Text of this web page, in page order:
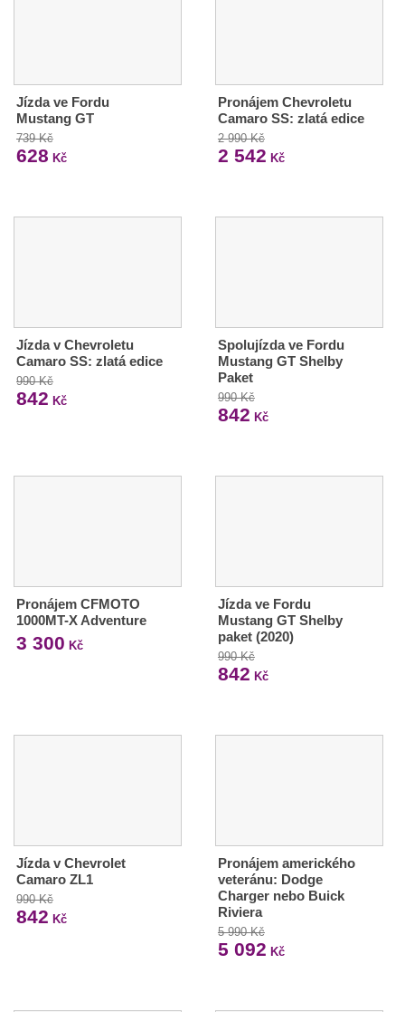
Jízda ve Fordu
Mustang GT
739 Kč
628 Kč
Pronájem Chevroletu
Camaro SS: zlatá edice
2 990 Kč
2 542 Kč
Jízda v Chevroletu
Camaro SS: zlatá edice
990 Kč
842 Kč
Spolujízda ve Fordu
Mustang GT Shelby
Paket
990 Kč
842 Kč
Pronájem CFMOTO
1000MT-X Adventure
3 300 Kč
Jízda ve Fordu
Mustang GT Shelby
paket (2020)
990 Kč
842 Kč
Jízda v Chevrolet
Camaro ZL1
990 Kč
842 Kč
Pronájem amerického
veteránu: Dodge
Charger nebo Buick
Riviera
5 990 Kč
5 092 Kč